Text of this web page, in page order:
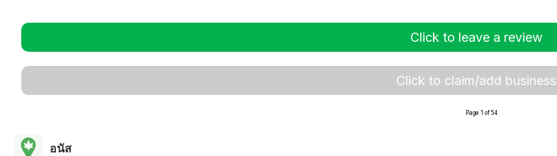
Click to leave a review
Click to claim/add business
Page 1 of 54
อนัส